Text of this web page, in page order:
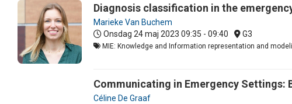
Diagnosis classification in the
Marieke Van Buchem
Onsdag 24 maj 2023 09:35 - 09:40 G3
MIE: Knowledge and Information representation and
Communicating in Emergency Settings:
Céline De Graaf